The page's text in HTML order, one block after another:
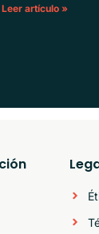
Leer artículo »